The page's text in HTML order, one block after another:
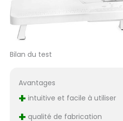
Bilan du test
Avantages
+ intuitive et facile à utiliser
+ qualité de fabrication